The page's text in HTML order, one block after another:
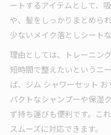
ートするアイテムとして、
や、髪をしっかりまとめら
少ないメイク落としシート
理由としては、トレーニン
短時間で整えたいというニ
ば、ジム シャワーセット
パクトなシャンプーや保湿
ず持ち運びも便利です。こ
スムーズに対応できます。